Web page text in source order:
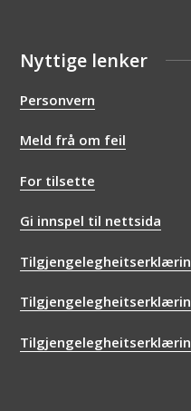
Nyttige lenker
Personvern
Meld frå om feil
For tilsette
Gi innspel til nettsida